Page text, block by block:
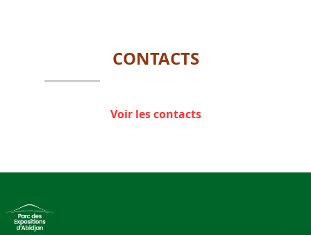
CONTACTS
Voir les contacts